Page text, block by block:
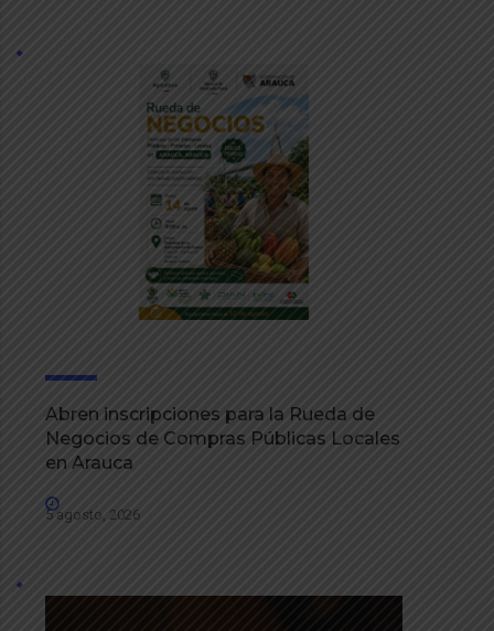
Abren inscripciones para la Rueda de
Negocios de Compras Públicas Locales
en Arauca
5 agosto, 2026